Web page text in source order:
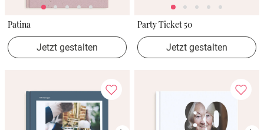
Patina
Jetzt gestalten
Party Ticket 50
Jetzt gestalten